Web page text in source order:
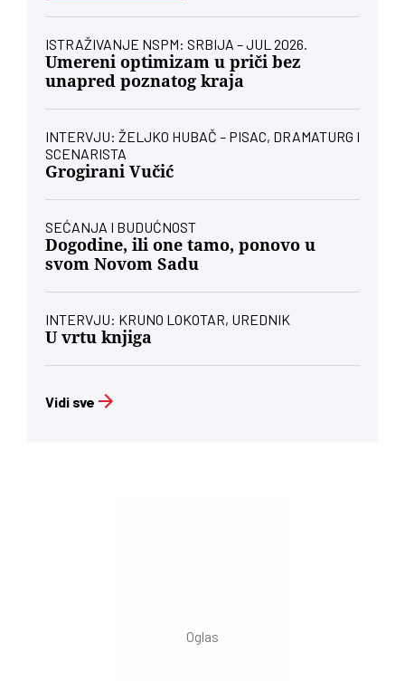
ISTRAŽIVANJE NSPM: SRBIJA – JUL 2026.
Umereni optimizam u priči bez
unapred poznatog kraja
INTERVJU: ŽELJKO HUBAČ – PISAC, DRAMATURG I
SCENARISTA
Grogirani Vučić
SEĆANJA I BUDUĆNOST
Dogodine, ili one tamo, ponovo u
svom Novom Sadu
INTERVJU: KRUNO LOKOTAR, UREDNIK
U vrtu knjiga
Vidi sve